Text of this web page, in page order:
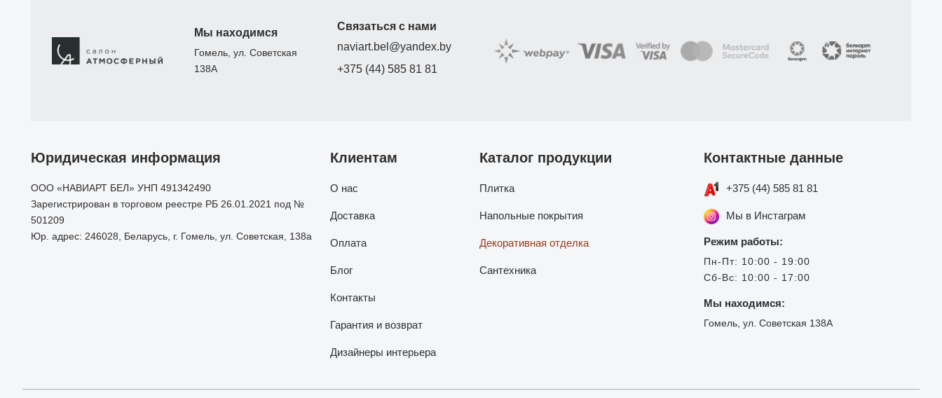
Мы находимся
Гомель, ул. Советская
138А
Связаться с нами
naviart.bel@yandex.by
+375 (44) 585 81 81
Юридическая информация
ООО «НАВИАРТ БЕЛ» УНП 491342490
Зарегистрирован в торговом реестре РБ 26.01.2021 под №
501209
Юр. адрес: 246028, Беларусь, г. Гомель, ул. Советская, 138а
Клиентам
О нас
Доставка
Оплата
Блог
Контакты
Гарантия и возврат
Дизайнеры интерьера
Каталог продукции
Плитка
Напольные покрытия
Декоративная отделка
Сантехника
Контактные данные
+375 (44) 585 81 81
Мы в Инстаграм
Режим работы:
Пн-Пт: 10:00 - 19:00
Сб-Вс: 10:00 - 17:00
Мы находимся:
Гомель, ул. Советская 138А